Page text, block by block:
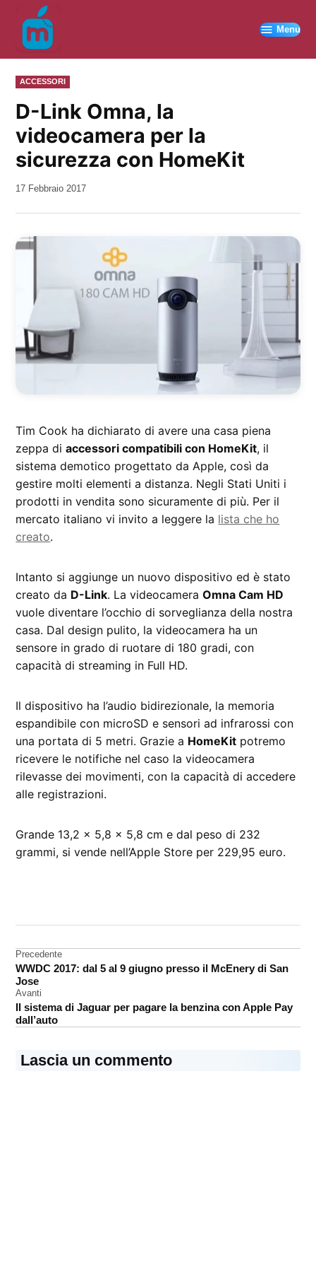
contenuto
Menu
PUBBLICATO
IN
ACCESSORI
D-Link Omna, la
videocamera per la
sicurezza con HomeKit
da
17 Febbraio 2017
Tim Cook ha dichiarato di avere una casa piena
zeppa diaccessori compatibili con HomeKit, il
sistema demotico progettato da Apple, così da
gestire molti elementi a distanza. Negli Stati Uniti i
prodotti in vendita sono sicuramente di più. Per il
mercato italiano vi invito a leggere la lista che ho
creato.
Intanto si aggiunge un nuovo dispositivo ed è stato
creato da D-Link. La videocameraOmna Cam HD
vuole diventare l’occhio di sorveglianza della nostra
casa. Dal design pulito, la videocamera ha un
sensore in grado di ruotare di 180 gradi, con
capacità di streaming in Full HD.
Il dispositivo ha l’audio bidirezionale, la memoria
espandibile con microSD e sensori ad infrarossi con
una portata di 5 metri. Grazie a HomeKit potremo
ricevere le notifiche nel caso la videocamera
rilevasse dei movimenti, con la capacità di accedere
alle registrazioni.
Grande 13,2 x 5,8 x 5,8 cm e dal peso di 232
grammi, si vende nell’Apple Store per 229,95 euro.
HomeKit
Navigazione
articoli
Precedente
WWDC 2017: dal 5 al 9 giugno presso il McEnery di San
Jose
Avanti
Il sistema di Jaguar per pagare la benzina con Apple Pay
dall’auto
Lascia un commento